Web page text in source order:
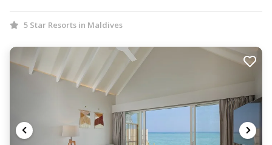
5 Star Resorts in Maldives